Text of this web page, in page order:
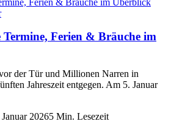
Termine, Ferien & Bräuche im
der Tür und Millionen Narren in
Jahreszeit entgegen. Am 5. Januar
Januar 20265 Min. Lesezeit